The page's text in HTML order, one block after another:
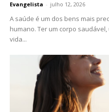
Evangelista - julho 12, 2026
A saúde é um dos bens mais
humano. Ter um corpo
vida...